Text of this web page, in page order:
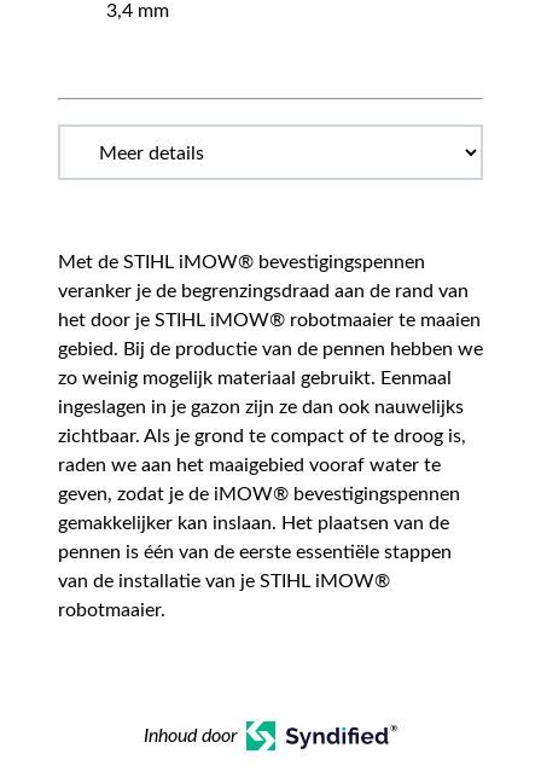
3,4 mm
Met de STIHL iMOW® bevestigingspennen
veranker je de begrenzingsdraad aan de rand van
het door je STIHL iMOW® robotmaaier te maaien
gebied. Bij de productie van de pennen hebben we
zo weinig mogelijk materiaal gebruikt. Eenmaal
ingeslagen in je gazon zijn ze dan ook nauwelijks
zichtbaar. Als je grond te compact of te droog is,
raden we aan het maaigebied vooraf water te
geven, zodat je de iMOW® bevestigingspennen
gemakkelijker kan inslaan. Het plaatsen van de
pennen is één van de eerste essentiële stappen
van de installatie van je STIHL iMOW®
robotmaaier.
Inhoud door